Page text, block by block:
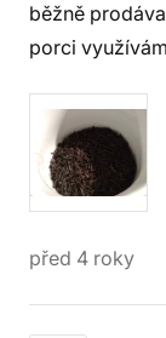
běžně
porci
před 4 roky